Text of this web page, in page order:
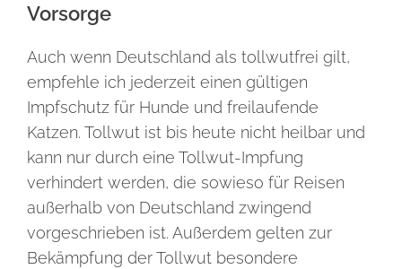
Vorsorge
Auch wenn Deutschland als tollwutfrei gilt,
empfehle ich jederzeit einen gültigen
Impfschutz für Hunde und freilaufende
Katzen. Tollwut ist bis heute nicht heilbar und
kann nur durch eine Tollwut-Impfung
verhindert werden, die sowieso für Reisen
außerhalb von Deutschland zwingend
vorgeschrieben ist. Außerdem gelten zur
Bekämpfung der Tollwut besondere